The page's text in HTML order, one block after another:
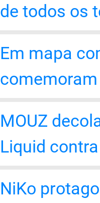
de todos os
Em mapa
MOUZ
Liquid
NiKo